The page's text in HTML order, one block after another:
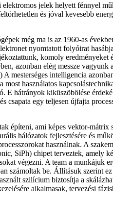
jelek helyett fénnyel
és jóval kevesebb
még ma is az 1960-as
nyomtatott folyóirat
komoly eredményeket
azonban elég messze vagyunk
A mesterséges intelligencia
most használatos
E hátrányok kiküszöbölése
csapata egy teljesen újfajta
építeni, ami képes vektor-mátrix
hálózatok fejlesztésére és
használnak. A
SiPh) chipet terveztek, amely
végezni. A team a munkájuk
számoltak be. Állításuk szerint
szilícium biztosítja a
alkalmasak, tervezési